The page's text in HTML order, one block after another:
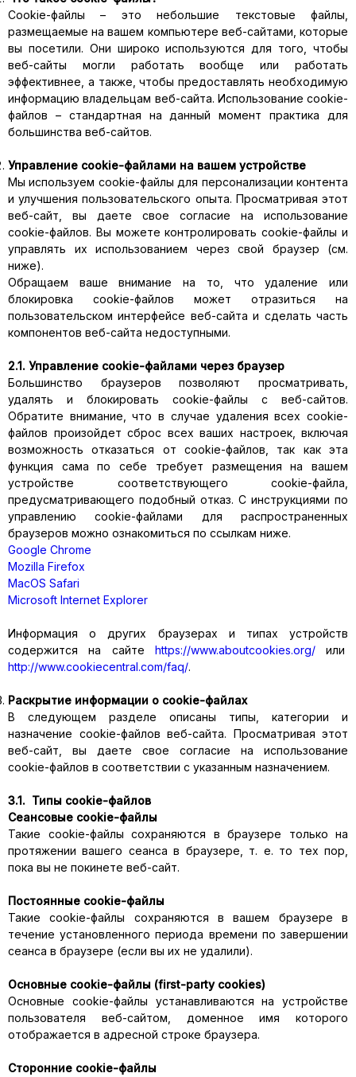
Сookie-файлы – это небольшие текстовые файлы,
размещаемые на вашем компьютере веб-сайтами, которые
вы посетили. Они широко используются для того, чтобы
веб-сайты могли работать вообще или работать
эффективнее, а также, чтобы предоставлять необходимую
информацию владельцам веб-сайта. Использование cookie-
файлов – стандартная на данный момент практика для
большинства веб-сайтов.
Управление cookie-файлами на вашем устройстве
Мы используем cookie-файлы для персонализации контента
и улучшения пользовательского опыта. Просматривая этот
веб-сайт, вы даете свое согласие на использование
cookie-файлов. Вы можете контролировать cookie-файлы и
управлять их использованием через свой браузер (см.
ниже).
Обращаем ваше внимание на то, что удаление или
блокировка cookie-файлов может отразиться на
пользовательском интерфейсе веб-сайта и сделать часть
компонентов веб-сайта недоступными.
2.1. Управление cookie-файлами через браузер
Большинство браузеров позволяют просматривать,
удалять и блокировать cookie-файлы c веб-сайтов.
Обратите внимание, что в случае удаления всех cookie-
файлов произойдет сброс всех ваших настроек, включая
возможность отказаться от cookie-файлов, так как эта
функция сама по себе требует размещения на вашем
устройстве соответствующего cookie-файла,
предусматривающего подобный отказ. С инструкциями по
управлению cookie-файлами для распространенных
браузеров можно ознакомиться по ссылкам ниже.
Google Chrome
Mozilla Firefox
MacOS Safari
Microsoft Internet Explorer
Информация о других браузерах и типах устройств
содержится на сайте https://www.aboutcookies.org/или
http://www.cookiecentral.com/faq/.
Раскрытие информации о cookie-файлах
В следующем разделе описаны типы, категории и
назначение cookie-файлов веб-сайта. Просматривая этот
веб-сайт, вы даете свое согласие на использование
cookie-файлов в соответствии с указанным назначением.
3.1. Типы cookie-файлов
Сеансовые cookie-файлы
Такие cookie-файлы сохраняются в браузере только на
протяжении вашего сеанса в браузере, т. е. то тех пор,
пока вы не покинете веб-сайт.
Постоянные cookie-файлы
Такие cookie-файлы сохраняются в вашем браузере в
течение установленного периода времени по завершении
сеанса в браузере (если вы их не удалили).
Основные cookie-файлы (first-party cookies)
Основные cookie-файлы устанавливаются на устройстве
пользователя веб-сайтом, доменное имя которого
отображается в адресной строке браузера.
Сторонние cookie-файлы